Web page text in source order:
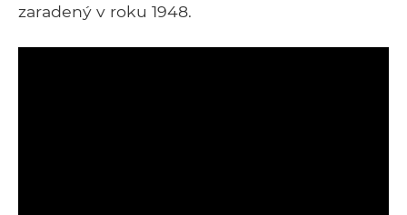
zaradený v roku 1948.